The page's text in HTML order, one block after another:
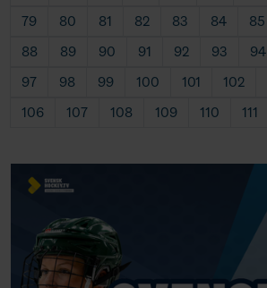
79
80 81 82 83 84 85
88
89 90 91 92 93 94
97
98 99 100 101 102
106
107 108 109 110 111